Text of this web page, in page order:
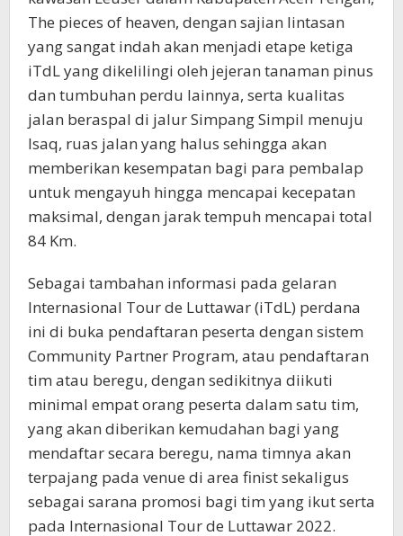
The pieces of heaven, dengan sajian lintasan
yang sangat indah akan menjadi etape ketiga
iTdL yang dikelilingi oleh jejeran tanaman pinus
dan tumbuhan perdu lainnya, serta kualitas
jalan beraspal di jalur Simpang Simpil menuju
Isaq, ruas jalan yang halus sehingga akan
memberikan kesempatan bagi para pembalap
untuk mengayuh hingga mencapai kecepatan
maksimal, dengan jarak tempuh mencapai total
84 Km.
Sebagai tambahan informasi pada gelaran
Internasional Tour de Luttawar (iTdL) perdana
ini di buka pendaftaran peserta dengan sistem
Community Partner Program, atau pendaftaran
tim atau beregu, dengan sedikitnya diikuti
minimal empat orang peserta dalam satu tim,
yang akan diberikan kemudahan bagi yang
mendaftar secara beregu, nama timnya akan
terpajang pada venue di area finist sekaligus
sebagai sarana promosi bagi tim yang ikut serta
pada Internasional Tour de Luttawar 2022.